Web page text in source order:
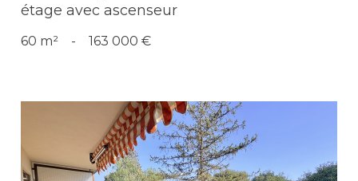
étage avec ascenseur
60 m² - 163 000 €